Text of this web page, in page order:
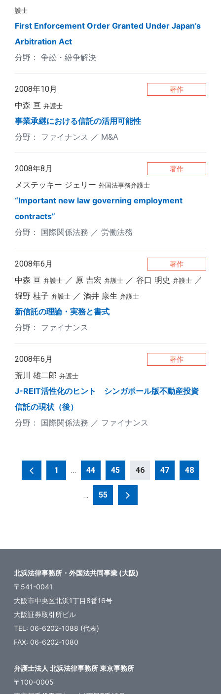
護士
First Enforcement Order Granted Under Japan’s
Arbitration Act
争訟・紛争解決
2008年10月 著作
中森 亘 弁護士
事業承継における信託の活用可能性
ファイナンス
M&A
2008年8月 著作
メステッキー ジェリー 外国法事務弁護士
“Important new law governing employment
contracts”
国際関係法務
労働法務
2008年6月 著作
中森 亘 弁護士 原 吉宏 弁護士 谷口 明史 弁護士
堀野 桂子 弁護士 酒井 康生 弁護士
新信託の理論・実務と書式
ファイナンス
2008年6月 著作
荒川 雄二郎 弁護士
J-REIT活性化のヒント シンガポール版不動産投資
信託の現状（後）
国際関係法務
ファイナンス
稿
り
1 … 44 45 46 47 48
… 55
北浜法律事務所・外国法共同事業 (大阪)
〒541-0041
大阪市中央区北浜1丁目8番16号
大阪証券取引所ビル
TEL: 06-6202-1088 (代表)
FAX: 06-6202-1080
弁護士法人 北浜法律事務所 東京事務所
〒100-0005